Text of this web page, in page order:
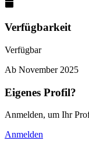
Verfügbarkeit
Verfügbar
Ab November 2025
Eigenes Profil?
Anmelden, um Ihr
Anmelden